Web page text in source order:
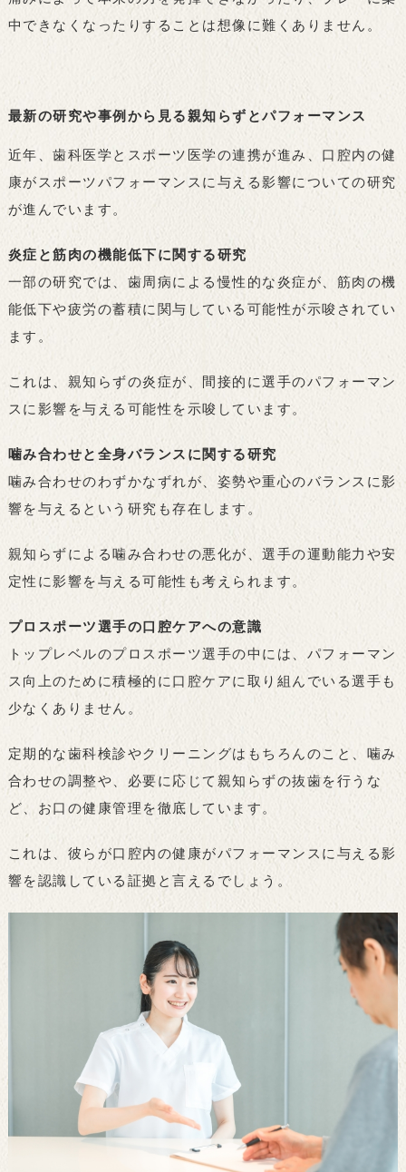
中できなくなったりすることは想像に難くありません。
最新の研究や事例から見る親知らずとパフォーマンス
近年、歯科医学とスポーツ医学の連携が進み、口腔内の健
康がスポーツパフォーマンスに与える影響についての研究
が進んでいます。
炎症と筋肉の機能低下に関する研究
一部の研究では、歯周病による慢性的な炎症が、筋肉の機
能低下や疲労の蓄積に関与している可能性が示唆されてい
ます。
これは、親知らずの炎症が、間接的に選手のパフォーマン
スに影響を与える可能性を示唆しています。
噛み合わせと全身バランスに関する研究
噛み合わせのわずかなずれが、姿勢や重心のバランスに影
響を与えるという研究も存在します。
親知らずによる噛み合わせの悪化が、選手の運動能力や安
定性に影響を与える可能性も考えられます。
プロスポーツ選手の口腔ケアへの意識
トップレベルのプロスポーツ選手の中には、パフォーマン
ス向上のために積極的に口腔ケアに取り組んでいる選手も
少なくありません。
定期的な歯科検診やクリーニングはもちろんのこと、噛み
合わせの調整や、必要に応じて親知らずの抜歯を行うな
ど、お口の健康管理を徹底しています。
これは、彼らが口腔内の健康がパフォーマンスに与える影
響を認識している証拠と言えるでしょう。